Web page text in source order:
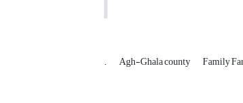
. Agh-Ghala county Family